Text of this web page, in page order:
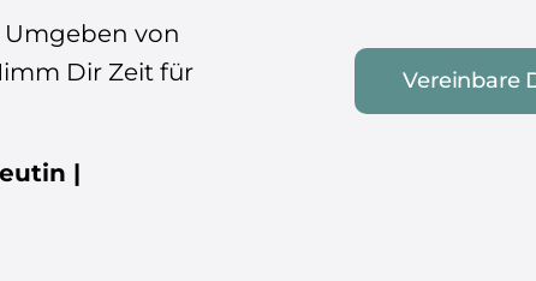
Umgeben von
Dir Zeit für
|
Vereinbare